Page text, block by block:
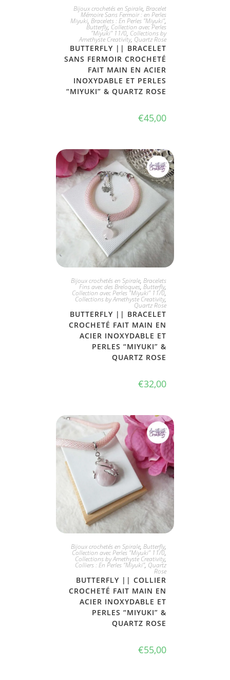
JE L'ADOPTE
Bijoux crochetés en Spirale, Bracelet
Mémoire Sans Fermoir : en Perles
Miyuki, Bracelets : En Perles "Miyuki",
Butterfly, Collection avec Perles
"Miyuki" 11/0, Collections by
Amethyste Creativity, Quartz Rose
BUTTERFLY || BRACELET
SANS FERMOIR CROCHETÉ
FAIT MAIN EN ACIER
INOXYDABLE ET PERLES
“MIYUKI” & QUARTZ ROSE
€45,00
JE L'ADOPTE
Bijoux crochetés en Spirale, Bracelets
Fins avec des Breloques, Butterfly,
Collection avec Perles "Miyuki" 11/0,
Collections by Amethyste Creativity,
Quartz Rose
BUTTERFLY || BRACELET
CROCHETÉ FAIT MAIN EN
ACIER INOXYDABLE ET
PERLES “MIYUKI” &
QUARTZ ROSE
€32,00
JE L'ADOPTE
Bijoux crochetés en Spirale, Butterfly,
Collection avec Perles "Miyuki" 11/0,
Collections by Amethyste Creativity,
Colliers : En Perles "Miyuki", Quartz
Rose
BUTTERFLY || COLLIER
CROCHETÉ FAIT MAIN EN
ACIER INOXYDABLE ET
PERLES “MIYUKI” &
QUARTZ ROSE
€55,00